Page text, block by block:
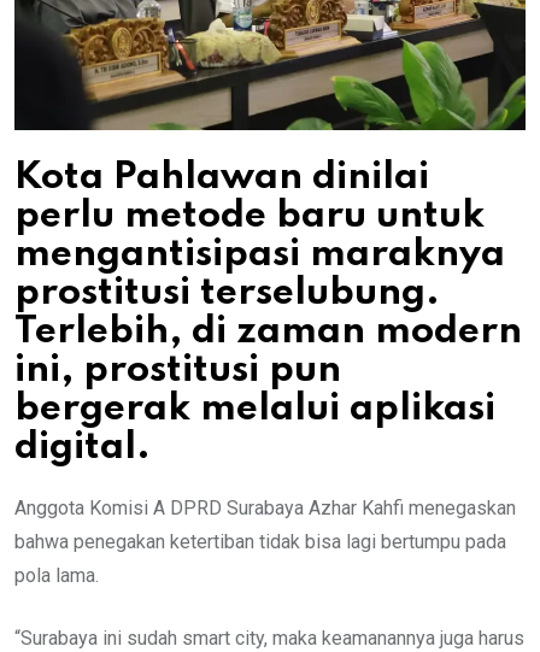
Kota Pahlawan dinilai
perlu metode baru untuk
mengantisipasi maraknya
prostitusi terselubung.
Terlebih, di zaman modern
ini, prostitusi pun
bergerak melalui aplikasi
digital.
Anggota Komisi A DPRD Surabaya Azhar Kahfi menegaskan
bahwa penegakan ketertiban tidak bisa lagi bertumpu pada
pola lama.
“Surabaya ini sudah smart city, maka keamanannya juga harus